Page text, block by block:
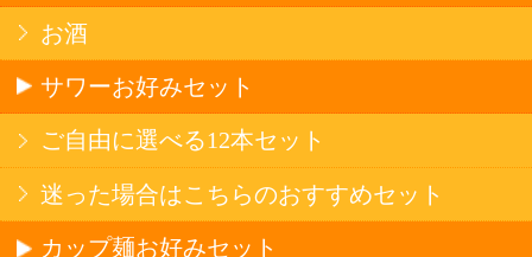
ワイン
種類で探す
産地で探す
ブドウ品種で探す
ハイクラスワイン
アルコール
サワー・ハイボール